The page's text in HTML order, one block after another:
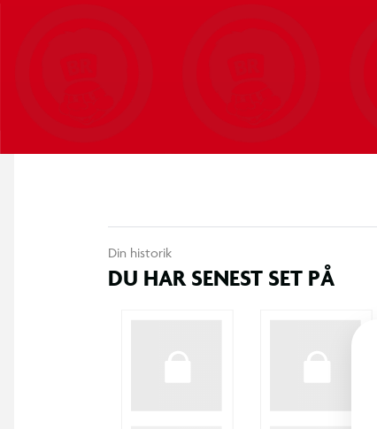
Din historik
DU HAR SENEST SET PÅ